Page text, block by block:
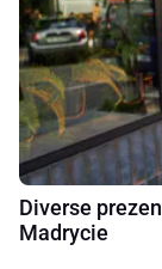
Diverse
Madrycie